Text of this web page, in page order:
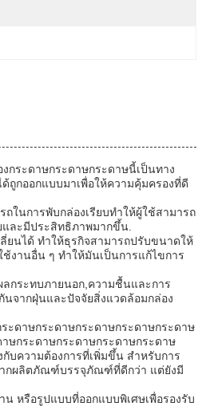
กระดาษกระดาษกระดาษนี้เป็นทาง
ถูกออกแบบมาเพื่อให้ความคุ้มครองที่ดี
นการพับกล่องเรียบทําให้ผู้ใช้สามารถ
และมีประสิทธิภาพมากขึ้น.
ยนได้ ทําให้ธุรกิจสามารถปรับขนาดให้
งานอื่น ๆ ทําให้มันเป็นการแก้ไขการ
ลกระทบภายนอก,ความชื้นและการ
นจากฝุ่นและปัจจัยสิ่งแวดล้อมกล่อง
ะดาษกระดาษกระดาษกระดาษกระดาษ
ษกระดาษกระดาษกระดาษกระดาษ
บความต้องการที่เพิ่มขึ้น สําหรับการ
ากผลิตภัณฑ์บรรจุภัณฑ์ที่ดีกว่า แต่ยังมี
หรือรูปแบบที่ออกแบบพิเศษเพื่อรองรับ